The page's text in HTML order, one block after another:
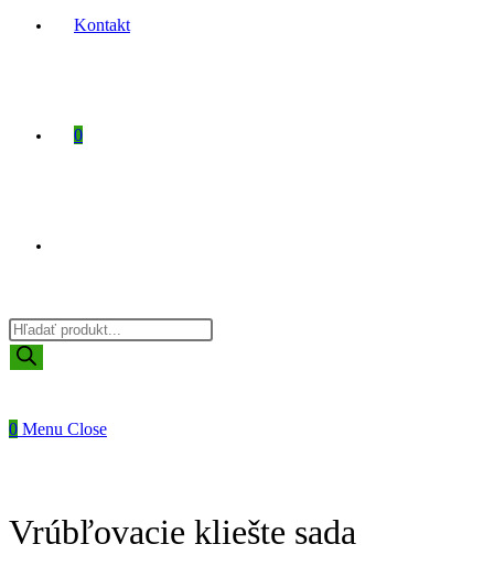
Kontakt
0
Products
search
0 Menu Close
Vrúbľovacie kliešte sada